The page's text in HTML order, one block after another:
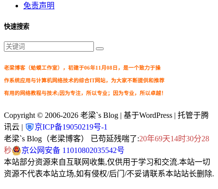
免责声明
快速搜索
老梁博客（蛤蟆工作室），初建于06年11月08日，是一个致力于操
作系统应用与计算机网络技术的综合IT网站，为大家不断提供和推荐
有用的网络教程与技术;因为专注，所以专业；因为专业，所以卓越！
Copyright © 2006-2026 老梁`s Blog | 基于WordPress | 托管于腾
讯云 |
京ICP备19050219号-1
老梁`s Blog（老梁博客） 已苟延残喘了:20年69天14时30分29
秒
京公网安备 11010802035542号
本站部分资源来自互联网收集,仅供用于学习和交流.本站一切
资源不代表本站立场,如有侵权/后门/不妥请联系本站站长删除.